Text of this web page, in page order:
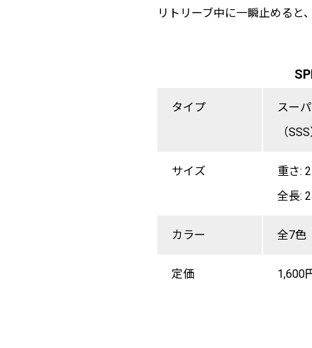
リトリーブ中に一瞬止めると
タイプ
スー
（SSS
サイズ
重さ:
全長:
カラー 全7色
定価 1,600